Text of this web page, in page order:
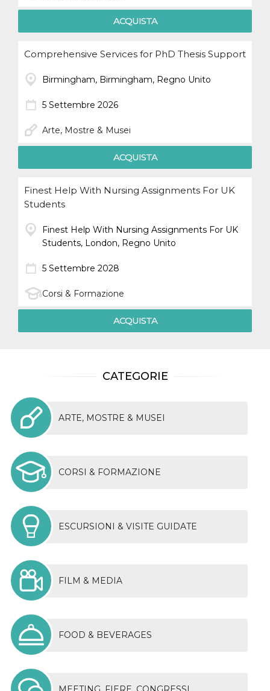
ACQUISTA
Comprehensive Services for PhD Thesis Support
Birmingham, Birmingham, Regno Unito
5 Settembre 2026
Arte, Mostre & Musei
ACQUISTA
Finest Help With Nursing Assignments For UK
Students
Finest Help With Nursing Assignments For UK
Students, London, Regno Unito
5 Settembre 2028
Corsi & Formazione
ACQUISTA
CATEGORIE
ARTE, MOSTRE & MUSEI
CORSI & FORMAZIONE
ESCURSIONI & VISITE GUIDATE
FILM & MEDIA
FOOD & BEVERAGES